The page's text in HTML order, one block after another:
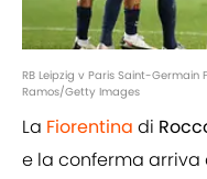
RB Leipzig v Paris Saint-Germain
Ramos/Getty Images
La Fiorentina di
e la conferma